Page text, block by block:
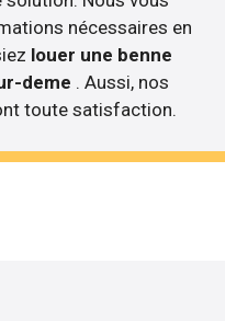
nécessaires en
louer une benne
deme . Aussi, nos
toute satisfaction.